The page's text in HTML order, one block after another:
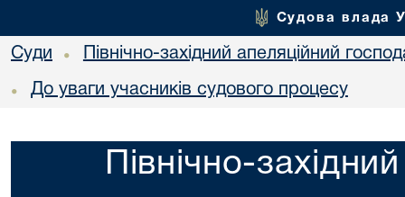
Судова влада
Суди • Північно-західний апеляційний
• До уваги учасників судового процесу
Північно-